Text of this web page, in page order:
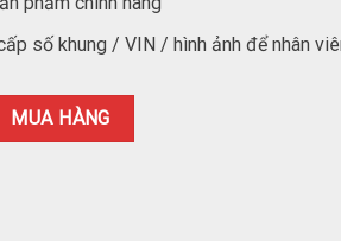
số khung / VIN / hình ảnh để nhân
chịu dầu từ 3mm đến 10mm ( kích thước
MUA HÀNG